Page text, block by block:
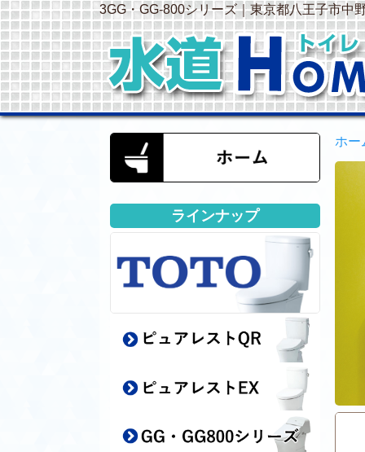
3GG・GG-800シリーズ｜東京都八王子市中
ホー
ラインナップ